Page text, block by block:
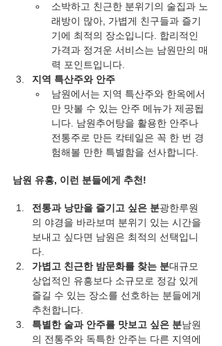
소박하고 친근한 분위기의 술집과 노
래방이 많아, 가볍게 친구들과 즐기
기에 최적의 장소입니다. 합리적인
가격과 정겨운 서비스는 남원만의 매
력 포인트입니다.
지역 특산주와 안주
남원에서는 지역 특산주와 한옥에서
만 맛볼 수 있는 안주 메뉴가 제공됩
니다. 남원추어탕을 활용한 안주나
전통주로 만든 칵테일은 꼭 한 번 경
험해볼 만한 특별함을 선사합니다.
남원 유흥, 이런 분들에게 추천!
전통과 낭만을 즐기고 싶은 분광한루원
의 야경을 바라보며 분위기 있는 시간을
보내고 싶다면 남원은 최적의 선택입니
다.
가볍고 친근한 밤문화를 찾는 분대규모
상업적인 유흥보다 소규모로 정감 있게
즐길 수 있는 장소를 선호하는 분들에게
추천합니다.
특별한 술과 안주를 맛보고 싶은 분남원
의 전통주와 독특한 안주는 다른 지역에